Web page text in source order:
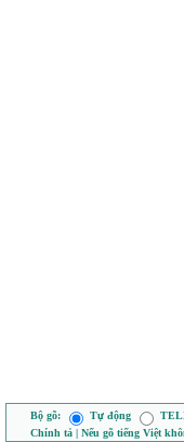
Bộ gõ: Tự động
Chính tả | Nếu gõ tiếng Việt